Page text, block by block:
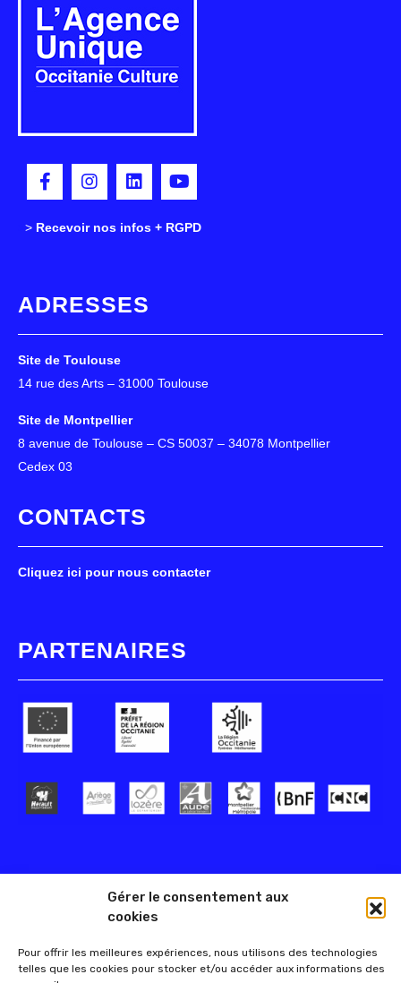
Gérer le consentement aux
cookies
Pour offrir les meilleures expériences, nous utilisons des technologies
telles que les cookies pour stocker et/ou accéder aux informations des
> Recevoir nos infos + RGPD
ADRESSES
Site de Toulouse
14 rue des Arts – 31000 Toulouse
Site de Montpellier
8 avenue de Toulouse – CS 50037 – 34078 Montpellier
Cedex 03
CONTACTS
Cliquez ici pour nous contacter
PARTENAIRES